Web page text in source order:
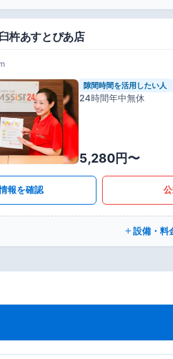
杵あすとぴあ店
隙間時間を活用したい人
24時間年中無休
5,280円〜
報を確認
設備・料